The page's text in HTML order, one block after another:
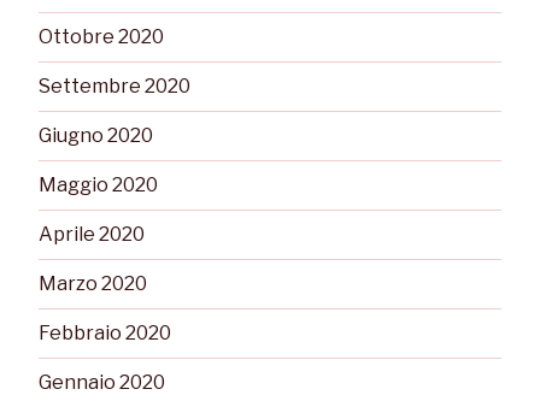
Ottobre 2020
Settembre 2020
Giugno 2020
Maggio 2020
Aprile 2020
Marzo 2020
Febbraio 2020
Gennaio 2020